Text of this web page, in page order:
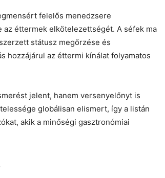
felelős menedzsere
éttermek elkötelezettségét. A séfek ma
státusz megőrzése és
hozzájárul az éttermi kínálat folyamatos
jelent, hanem versenyelőnyt is
globálisan elismert, így a listán
akik a minőségi gasztronómiai